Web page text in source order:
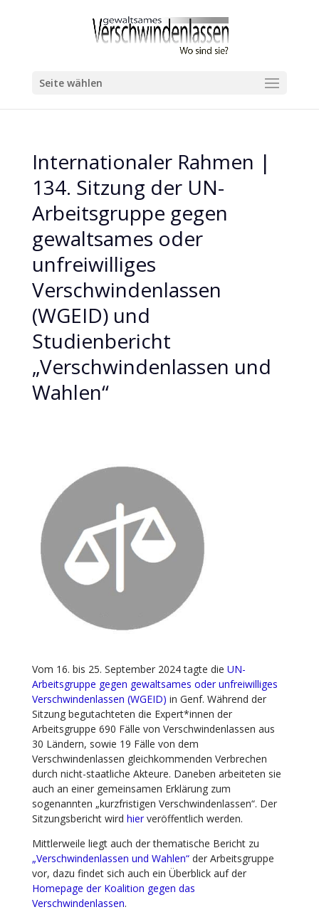
Seite wählen
Internationaler Rahmen |
134. Sitzung der UN-
Arbeitsgruppe gegen
gewaltsames oder
unfreiwilliges
Verschwindenlassen
(WGEID) und
Studienbericht
„Verschwindenlassen und
Wahlen“
Vom 16. bis 25. September 2024 tagte die UN-
Arbeitsgruppe gegen gewaltsames oder unfreiwilliges
Verschwindenlassen (WGEID) in Genf. Während der
Sitzung begutachteten die Expert*innen der
Arbeitsgruppe 690 Fälle von Verschwindenlassen aus
30 Ländern, sowie 19 Fälle von dem
Verschwindenlassen gleichkommenden Verbrechen
durch nicht-staatliche Akteure. Daneben arbeiteten sie
auch an einer gemeinsamen Erklärung zum
sogenannten „kurzfristigen Verschwindenlassen“. Der
Sitzungsbericht wird hierveröffentlich werden.
Mittlerweile liegt auch der thematische Bericht zu
„Verschwindenlassen und Wahlen“der Arbeitsgruppe
vor, dazu findet sich auch ein Überblick auf der
Homepage der Koalition gegen das
Verschwindenlassen.